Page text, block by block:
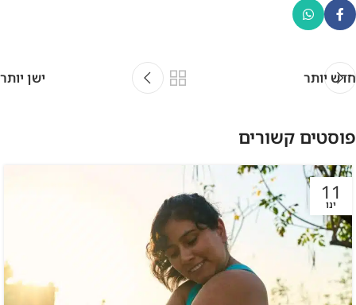
חדש יותר ישן יותר
פוסטים קשורים
11
ינו